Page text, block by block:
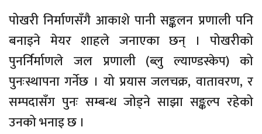
पोखरी निर्माणसँगै आकाशे पानी सङ्कलन प्रणाली पनि
बनाइने मेयर शाहले जनाएका छन् । पोखरीको
पुनर्निर्माणले जल प्रणाली (ब्लु ल्याण्डस्केप) को
पुनःस्थापना गर्नेछ । यो प्रयास जलचक्र, वातावरण, र
सम्पदासँग पुनः सम्बन्ध जोड्ने साझा सङ्कल्प रहेको
उनको भनाइ छ ।